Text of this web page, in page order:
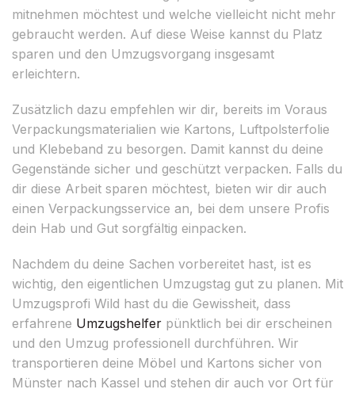
mitnehmen möchtest und welche vielleicht nicht mehr
gebraucht werden. Auf diese Weise kannst du Platz
sparen und den Umzugsvorgang insgesamt
erleichtern.
Zusätzlich dazu empfehlen wir dir, bereits im Voraus
Verpackungsmaterialien wie Kartons, Luftpolsterfolie
und Klebeband zu besorgen. Damit kannst du deine
Gegenstände sicher und geschützt verpacken. Falls du
dir diese Arbeit sparen möchtest, bieten wir dir auch
einen Verpackungsservice an, bei dem unsere Profis
dein Hab und Gut sorgfältig einpacken.
Nachdem du deine Sachen vorbereitet hast, ist es
wichtig, den eigentlichen Umzugstag gut zu planen. Mit
Umzugsprofi Wild hast du die Gewissheit, dass
erfahrene Umzugshelfer pünktlich bei dir erscheinen
und den Umzug professionell durchführen. Wir
transportieren deine Möbel und Kartons sicher von
Münster nach Kassel und stehen dir auch vor Ort für